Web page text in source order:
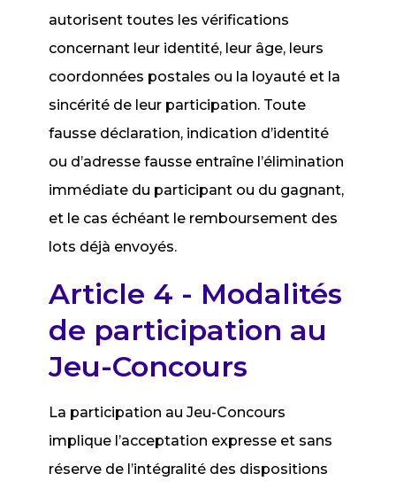
autorisent toutes les vérifications
concernant leur identité, leur âge, leurs
coordonnées postales ou la loyauté et la
sincérité de leur participation. Toute
fausse déclaration, indication d’identité
ou d’adresse fausse entraîne l’élimination
immédiate du participant ou du gagnant,
et le cas échéant le remboursement des
lots déjà envoyés.
Article 4 - Modalités
de participation au
Jeu-Concours
La participation au Jeu-Concours
implique l’acceptation expresse et sans
réserve de l’intégralité des dispositions